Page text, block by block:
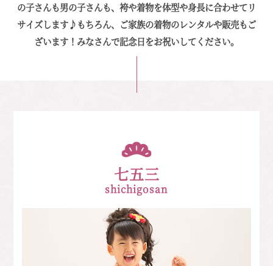
の子さんも男の子さんも、袴や着物を体型や身長に合わせてリ
サイズします♪ もちろん、ご家族の着物のレンタルや販売もご
ざいます！みなさんで記念日をお祝いしてください。
七五三
shichigosan